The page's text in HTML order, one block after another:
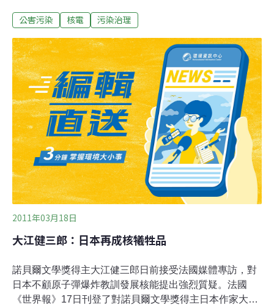
及時的協議，因此「有關日本方面這次不幸的核子災難的
議係元月4日在華府簽署，代表簽署的是台北駐美副代表
張大同與美國在台協會執行理事施藍旗。依據這項協議，
行政院原子能委員會與美國聯邦核能管制委員會進行非常
廣泛的交流與合作，包括「核能設施的安全、核子保
防......、幅射防護、緊急應變、及環境衝擊評估之管制程
序」。雙方的合作內容之一是「重大事件早期通知」。協
議也規定，雙方皆支持「依照本協議所提供、創造、或交
流的資訊獲得最廣泛散播」。李澄然表示，這項協議適時
發揮了作用，因此美方對日本核電廠危機的種種評估與分
析，經由美國在台協會台北辦事處提供給台灣。這
公害污染 核電 污染治理
2011年03月18日
大江健三郎：日本再成核犧牲品
諾貝爾文學獎得主大江健三郎日前接受法國媒體專訪，對
日本不顧原子彈爆炸教訓發展核能提出強烈質疑。法國
《世界報》17日刊登了對諾貝爾文學獎得主日本作家大江